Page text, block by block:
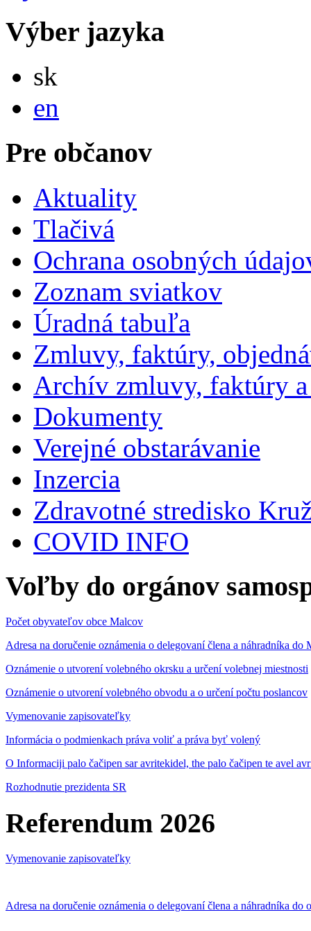
Výber jazyka
sk
en
Pre občanov
Aktuality
Tlačivá
Ochrana osobných
Zoznam sviatkov
Úradná tabuľa
Zmluvy, faktúry,
Archív zmluvy, faktúry
Dokumenty
Verejné obstarávanie
Inzercia
Zdravotné stredisko
COVID INFO
Voľby do orgánov
Počet obyvateľov obce Malcov
Adresa na doručenie oznámenia o delegovaní člena a náhradníka
Oznámenie o utvorení volebného okrsku a určení volebnej miestnosti
Oznámenie o utvorení volebného obvodu a o určení počtu poslancov
Vymenovanie zapisovateľky
Informácia o podmienkach práva voliť a práva byť volený
O Informaciji palo čačipen sar avritekidel, the palo čačipen te avel
Rozhodnutie prezidenta SR
Referendum 2026
Vymenovanie zapisovateľky
Adresa na doručenie oznámenia o delegovaní člena a náhradníka